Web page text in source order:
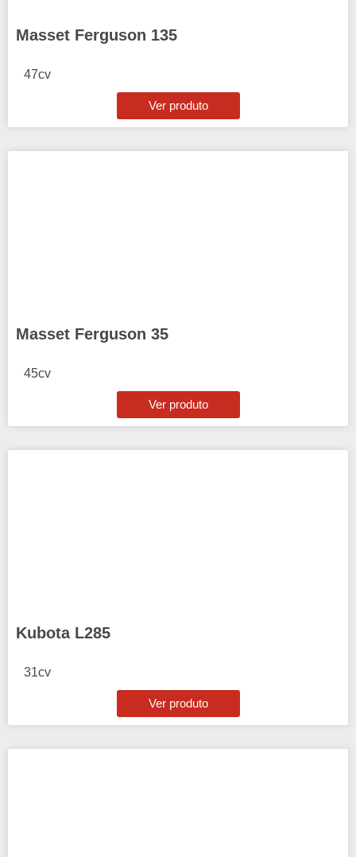
Masset Ferguson 135
47cv
Ver produto
Masset Ferguson 35
45cv
Ver produto
Kubota L285
31cv
Ver produto